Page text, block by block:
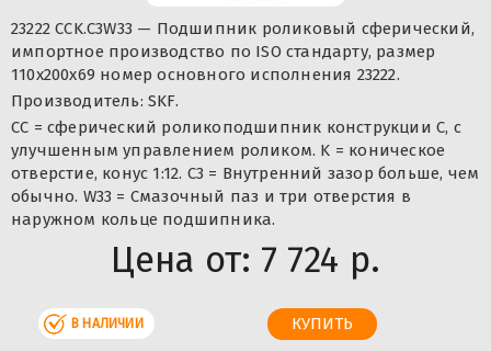
23222 CCK.C3W33 — Подшипник роликовый сферический,
импортное производство по ISO стандарту, размер
110x200x69 номер основного исполнения 23222.
Производитель: SKF.
CC = сферический роликоподшипник конструкции C, с
улучшенным управлением роликом. K = коническое
отверстие, конус 1:12. C3 = Внутренний зазор больше, чем
обычно. W33 = Смазочный паз и три отверстия в
наружном кольце подшипника.
Цена от: 7 724 р.
В НАЛИЧИИ